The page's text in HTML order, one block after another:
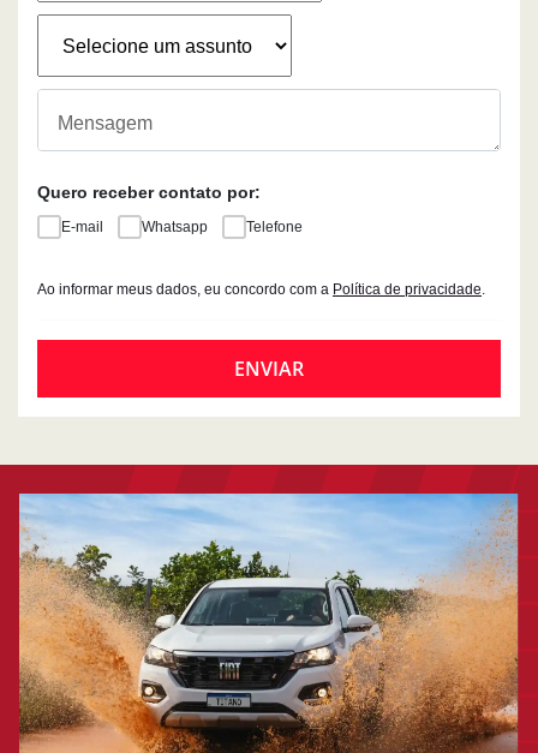
Quero receber contato por:
E-mail Whatsapp Telefone
Ao informar meus dados, eu concordo com a Política de privacidade.
ENVIAR